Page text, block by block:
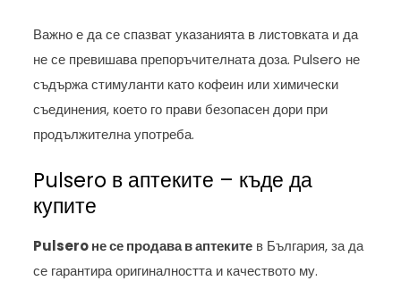
Важно е да се спазват указанията в листовката и да
не се превишава препоръчителната доза. Pulsero не
съдържа стимуланти като кофеин или химически
съединения, което го прави безопасен дори при
продължителна употреба.
Pulsero в аптеките – къде да
купите
Pulsero не се продава в аптеките в България, за да
се гарантира оригиналността и качеството му.